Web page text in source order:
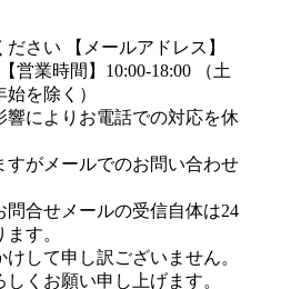
ださい
【メールアドレス】
【営業時間】10:00-18:00 （土
を除く）
響によりお電話での対応を休
すがメールでのお問い合わせ
合せメールの受信自体は24
す。
して申し訳ございません。
くお願い申し上げます。